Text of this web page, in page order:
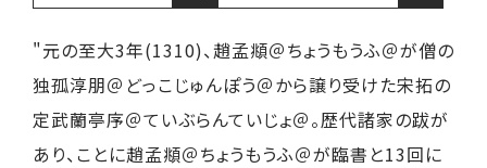
"元の至大3年(1310)、趙孟頫＠ちょうもうふ＠が僧の
独孤淳朋＠どっこじゅんぽう＠から譲り受けた宋拓の
定武蘭亭序＠ていぶらんていじょ＠。歴代諸家の跋が
あり、ことに趙孟頫＠ちょうもうふ＠が臨書と13回に